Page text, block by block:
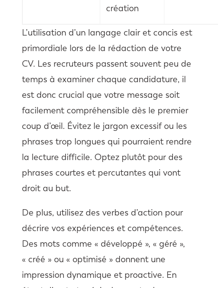
création
L’utilisation d’un langage clair et concis est
primordiale lors de la rédaction de votre
CV. Les recruteurs passent souvent peu de
temps à examiner chaque candidature, il
est donc crucial que votre message soit
facilement compréhensible dès le premier
coup d’œil. Évitez le jargon excessif ou les
phrases trop longues qui pourraient rendre
la lecture difficile. Optez plutôt pour des
phrases courtes et percutantes qui vont
droit au but.
De plus, utilisez des verbes d’action pour
décrire vos expériences et compétences.
Des mots comme « développé », « géré »,
« créé » ou « optimisé » donnent une
impression dynamique et proactive. En